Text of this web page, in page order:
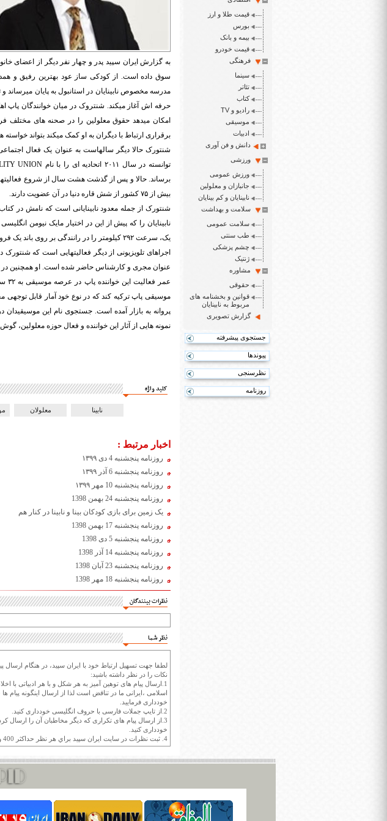
قیمت طلا و ارز
بورس
بیمه و بانک
قیمت خودرو
فرهنگی
سینما
تئاتر
کتاب
رادیو و TV
موسیقی
ادبیات
دانش و فن آوری
ورزشی
ورزش عمومی
جانبازان و معلولین
نابینایان و کم بینایان
سلامت و بهداشت
سلامت عمومی
طب سنتی
چشم پزشکی
ژنتیک
مشاوره
حقوقی
قوانین و بخشنامه های
مربوط به نابینایان
گزارش تصویری
جستجوی پیشرفته
پیوندها
نظرسنجی
روزنامه
به گزارش ایران سپید پدر و چهار نفر دیگر از اعضای
سوق داده است. از کودکی ساز عود بهترین رفیق و
حرفه اش آغاز میکند. شنتروک در میان خوانندگان
امکان میدهد حقوق معلولین را در صحنه های مختلف
برقراری ارتباط با دیگران به او کمک میکند بتواند
شنتورک حالا دیگر سالهاست به عنوان یک فعال
توانسته در سال ۲۰۱۱ اتحادیه ای را با نام
UNION
بیش از ۷۵ کشور از شش قاره دنیا در آن عضویت دارند.
شنتورک از جمله معدود نابینایانی است که نامش در
نابینایان را که پیش از این در اختیار مایک نیومن
یک، سرعت ۲۹۲ کیلومتر را در رانندگی بر روی باند یک فرودگاه به نام خود تثبیت کند.
اجراهای تلویزیونی از دیگر فعالیتهایی است که
عنوان مجری و کارشناس حاضر شده است. او همچنین در
موسیقی پاپ ترکیه کند که در نوع خود آمار قابل توجهی
پروانه به بازار آمده است. جستجوی نام این موسیقیدان
نمونه هایی از آثار این خواننده و فعال حوزه معلولین، گوش
کلید واژه
نابینا معلولان
اخبار مرتبط :
روزنامه پنجشنبه 4 دی ۱۳۹۹
روزنامه پنجشنبه 6 آذر ۱۳۹۹
روزنامه پنجشنبه 10 مهر ۱۳۹۹
روزنامه پنجشنبه 24 بهمن 1398
یک زمین برای بازی کودکان بینا و نابینا در کنار هم
روزنامه پنجشنبه 17 بهمن 1398
روزنامه پنجشنبه 5 دی 1398
روزنامه پنجشنبه 14 آذر 1398
روزنامه پنجشنبه 23 آبان 1398
روزنامه پنجشنبه 18 مهر 1398
نظرات بینندگان
نظر شما
لطفا جهت تسهیل ارتباط خود با ایران سپید، در هنگام ارسال
نکات را در نظر داشته باشید:
1.ارسال پیام های توهین آمیز به هر شکل و با هر ادبیاتی با
اسلامی ،ایرانی ما در تناقض است لذا از ارسال اینگونه پیام ها
خودداری فرمایید.
2.از تایپ جملات فارسی با حروف انگلیسی خودداری کنید.
3.از ارسال پیام های تکراری که دیگر مخاطبان آن را ارسال
خودداری کنید.
4. ثبت نظرات در سايت ايران سپيد براي هر نظر حداکثر 400 واژه است.